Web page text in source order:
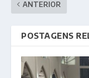
ANTERIOR
POSTAGENS